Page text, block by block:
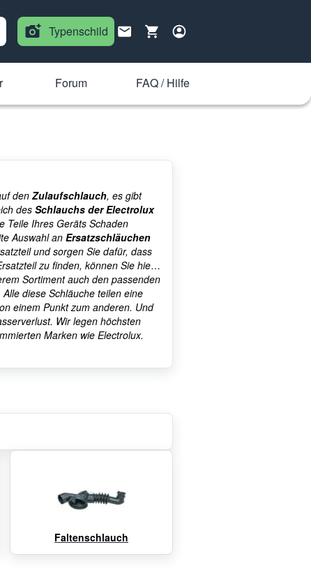
Typenschild
Forum FAQ / Hilfe
den Zulaufschlauch, es gibt
des Schlauchs der Electrolux
Teile Ihres Geräts Schaden
Auswahl an Ersatzschläuchen
und sorgen Sie dafür, dass
zu finden, können Sie hier
Sortiment auch den passenden
diese Schläuche teilen eine
einem Punkt zum anderen. Und
Wir legen höchsten
Marken wie Electrolux.
Faltenschlauch